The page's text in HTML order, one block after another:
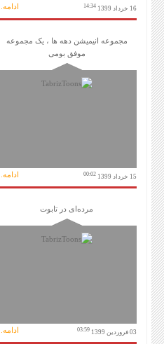
16 خرداد 1399 14:34 ادامه...
مجموعه انیمیشن دهه ها ، یک مجموعه
موفق بومی
15 خرداد 1399 00:02 ادامه...
مرده‌ای در تابوت
03 فروردین 1399 03:59 ادامه...